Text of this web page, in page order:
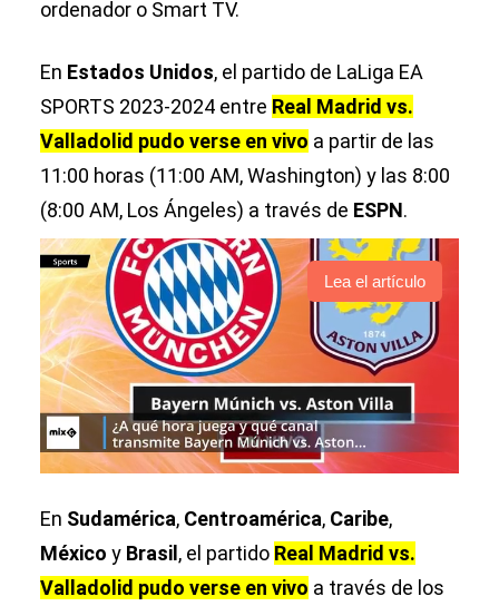
ordenador o Smart TV.
En Estados Unidos, el partido de LaLiga EA
SPORTS 2023-2024 entre Real Madrid vs.
Valladolid pudo verse en vivo a partir de las
11:00 horas (11:00 AM, Washington) y las 8:00
(8:00 AM, Los Ángeles) a través de ESPN.
Lea el artículo
En Sudamérica, Centroamérica, Caribe,
México y Brasil , el partido Real Madrid vs.
Valladolid pudo verse en vivo a través de los